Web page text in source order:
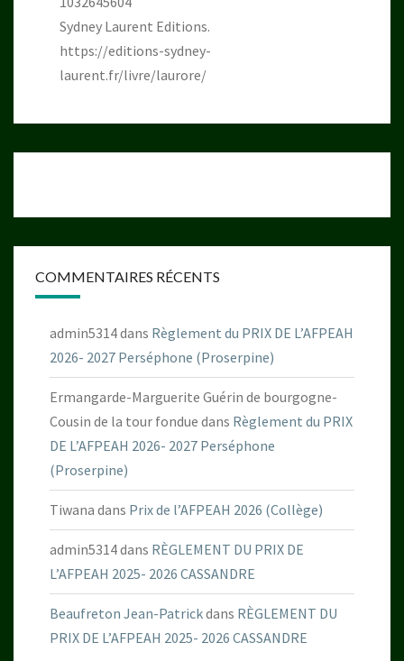
Sydney Laurent Editions.
https://editions-sydney-
laurent.fr/livre/laurore/
COMMENTAIRES RÉCENTS
admin5314dans Règlement du PRIX DE L’AFPEAH
2026- 2027 Perséphone (Proserpine)
Ermangarde-Marguerite Guérin de bourgogne-
Cousin de la tour fondue dans Règlement du PRIX
DE L’AFPEAH 2026- 2027 Perséphone
(Proserpine)
Tiwana dans Prix de l’AFPEAH 2026 (Collège)
admin5314dans RÈGLEMENT DU PRIX DE
L’AFPEAH 2025- 2026 CASSANDRE
Beaufreton Jean-Patrickdans RÈGLEMENT DU
PRIX DE L’AFPEAH 2025- 2026 CASSANDRE